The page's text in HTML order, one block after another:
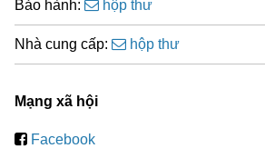
Bảo hành: hộp thư
Nhà cung cấp: hộp thư
Mạng xã hội
Facebook